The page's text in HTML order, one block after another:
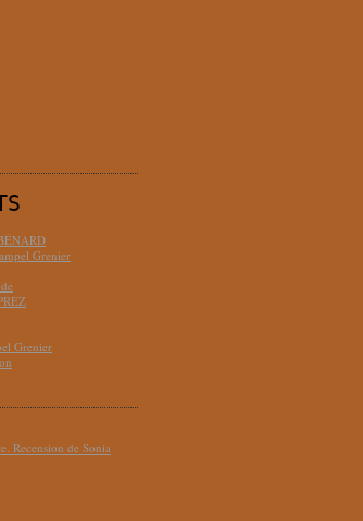
Grenier
Grenier
Recension de Sonia